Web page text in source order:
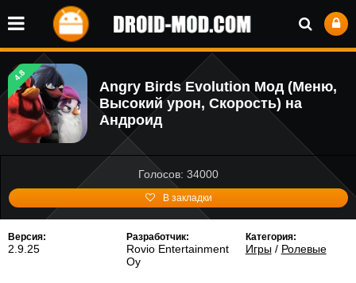
4.8
Angry Birds Evolution Мод (Меню,
Высокий урон, Скорость) на
Андроид
Голосов: 34000
В закладки
Версия:
2.9.25
Разработчик:
Rovio Entertainment
Oy
Категория:
Игры/ Ролевые